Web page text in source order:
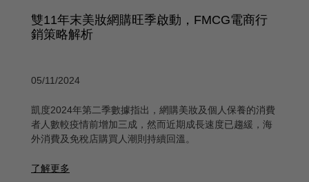
雙11年末美妝網購旺季啟動，FMCG電商行
銷策略解析
05/11/2024
凱度2024年第二季數據指出，網購美妝及個人保養的消費
者人數較疫情前增加三成，然而近期成長速度已趨緩，海
外消費及免稅店購買人潮則持續回溫。
了解更多